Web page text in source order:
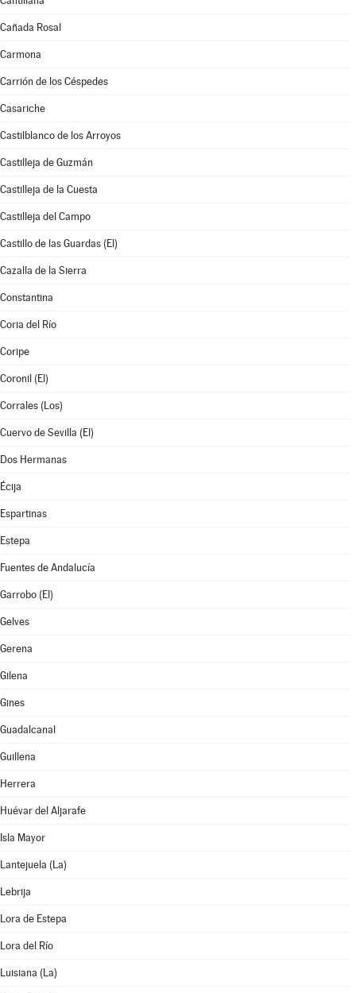
Cañada Rosal
Carmona
Carrión de los Céspedes
Casariche
Castilblanco de los Arroyos
Castilleja de Guzmán
Castilleja de la Cuesta
Castilleja del Campo
Castillo de las Guardas (El)
Cazalla de la Sierra
Constantina
Coria del Río
Coripe
Coronil (El)
Corrales (Los)
Cuervo de Sevilla (El)
Dos Hermanas
Écija
Espartinas
Estepa
Fuentes de Andalucía
Garrobo (El)
Gelves
Gerena
Gilena
Gines
Guadalcanal
Guillena
Herrera
Huévar del Aljarafe
Isla Mayor
Lantejuela (La)
Lebrija
Lora de Estepa
Lora del Río
Luisiana (La)